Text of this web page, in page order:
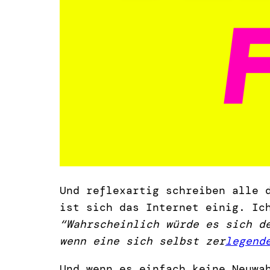
Und reflexartig schreiben alle
ist sich das Internet einig. Ich
“Wahrscheinlich würde es sich
wenn eine sich selbst zer